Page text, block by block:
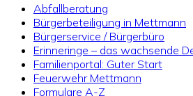
Abfallberatung
Bürgerbeteiligung in Mettmann
Bürgerservice / Bürgerbüro
Erinneringe – das wachsende
Familienportal: Guter Start
Feuerwehr Mettmann
Formulare A-Z